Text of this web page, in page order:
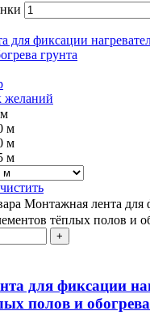
желаний
м
м
м
Монтажная лента для
тёплых полов и
для фиксации
полов и